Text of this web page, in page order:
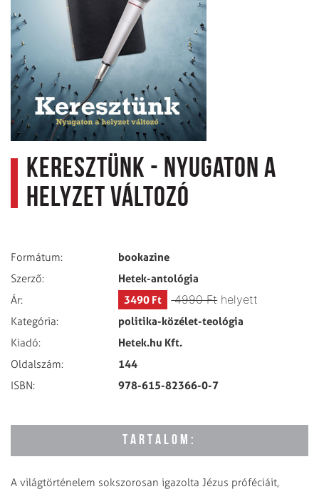
Keresztünk - Nyugaton a
helyzet változó
Formátum: bookazine
Szerző: Hetek-antológia
Ár: 3490 Ft 4990 Fthelyett
Kategória: politika-közélet-teológia
Kiadó: Hetek.hu Kft.
Oldalszám: 144
ISBN: 978-615-82366-0-7
TARTALOM:
A világtörténelem sokszorosan igazolta Jézus próféciáit,